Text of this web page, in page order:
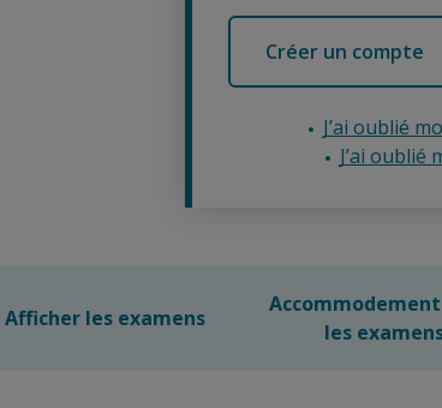
Créer un compte
J’ai oublié
J’ai oublié
Afficher les examens
les